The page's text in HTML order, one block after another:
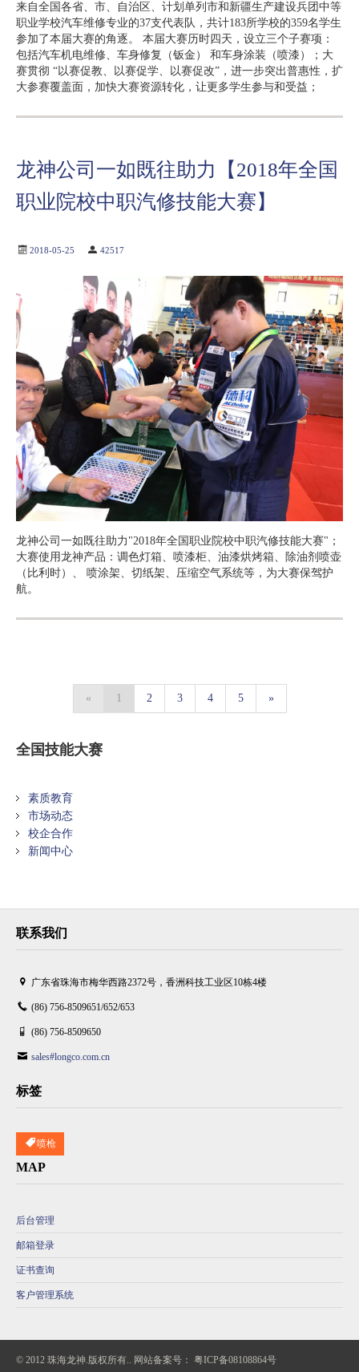
来自全国各省、市、自治区、计划单列市和新疆生产建设兵团中等
职业学校汽车维修专业的37支代表队，共计183所学校的359名学生
参加了本届大赛的角逐。 本届大赛历时四天，设立三个子赛项：
包括汽车机电维修、车身修复（钣金） 和车身涂装（喷漆）；大
赛贯彻 “以赛促教、以赛促学、以赛促改”，进一步突出普惠性，扩
大参赛覆盖面，加快大赛资源转化，让更多学生参与和受益；
龙神公司一如既往助力【2018年全国
职业院校中职汽修技能大赛】
2018-05-25 42517
龙神公司一如既往助力"2018年全国职业院校中职汽修技能大赛"；
大赛使用龙神产品：调色灯箱、喷漆柜、油漆烘烤箱、除油剂喷壶
（比利时）、 喷涂架、切纸架、压缩空气系统等，为大赛保驾护
航。
« 1 2 3 4 5 »
全国技能大赛
素质教育
市场动态
校企合作
新闻中心
联系我们
广东省珠海市梅华西路2372号，香洲科技工业区10栋4楼
(86) 756-8509651/652/653
(86) 756-8509650
sales#longco.com.cn
标签
喷枪
MAP
后台管理
邮箱登录
证书查询
客户管理系统
© 2012 珠海龙神.版权所有.. 网站备案号： 粤ICP备08108864号